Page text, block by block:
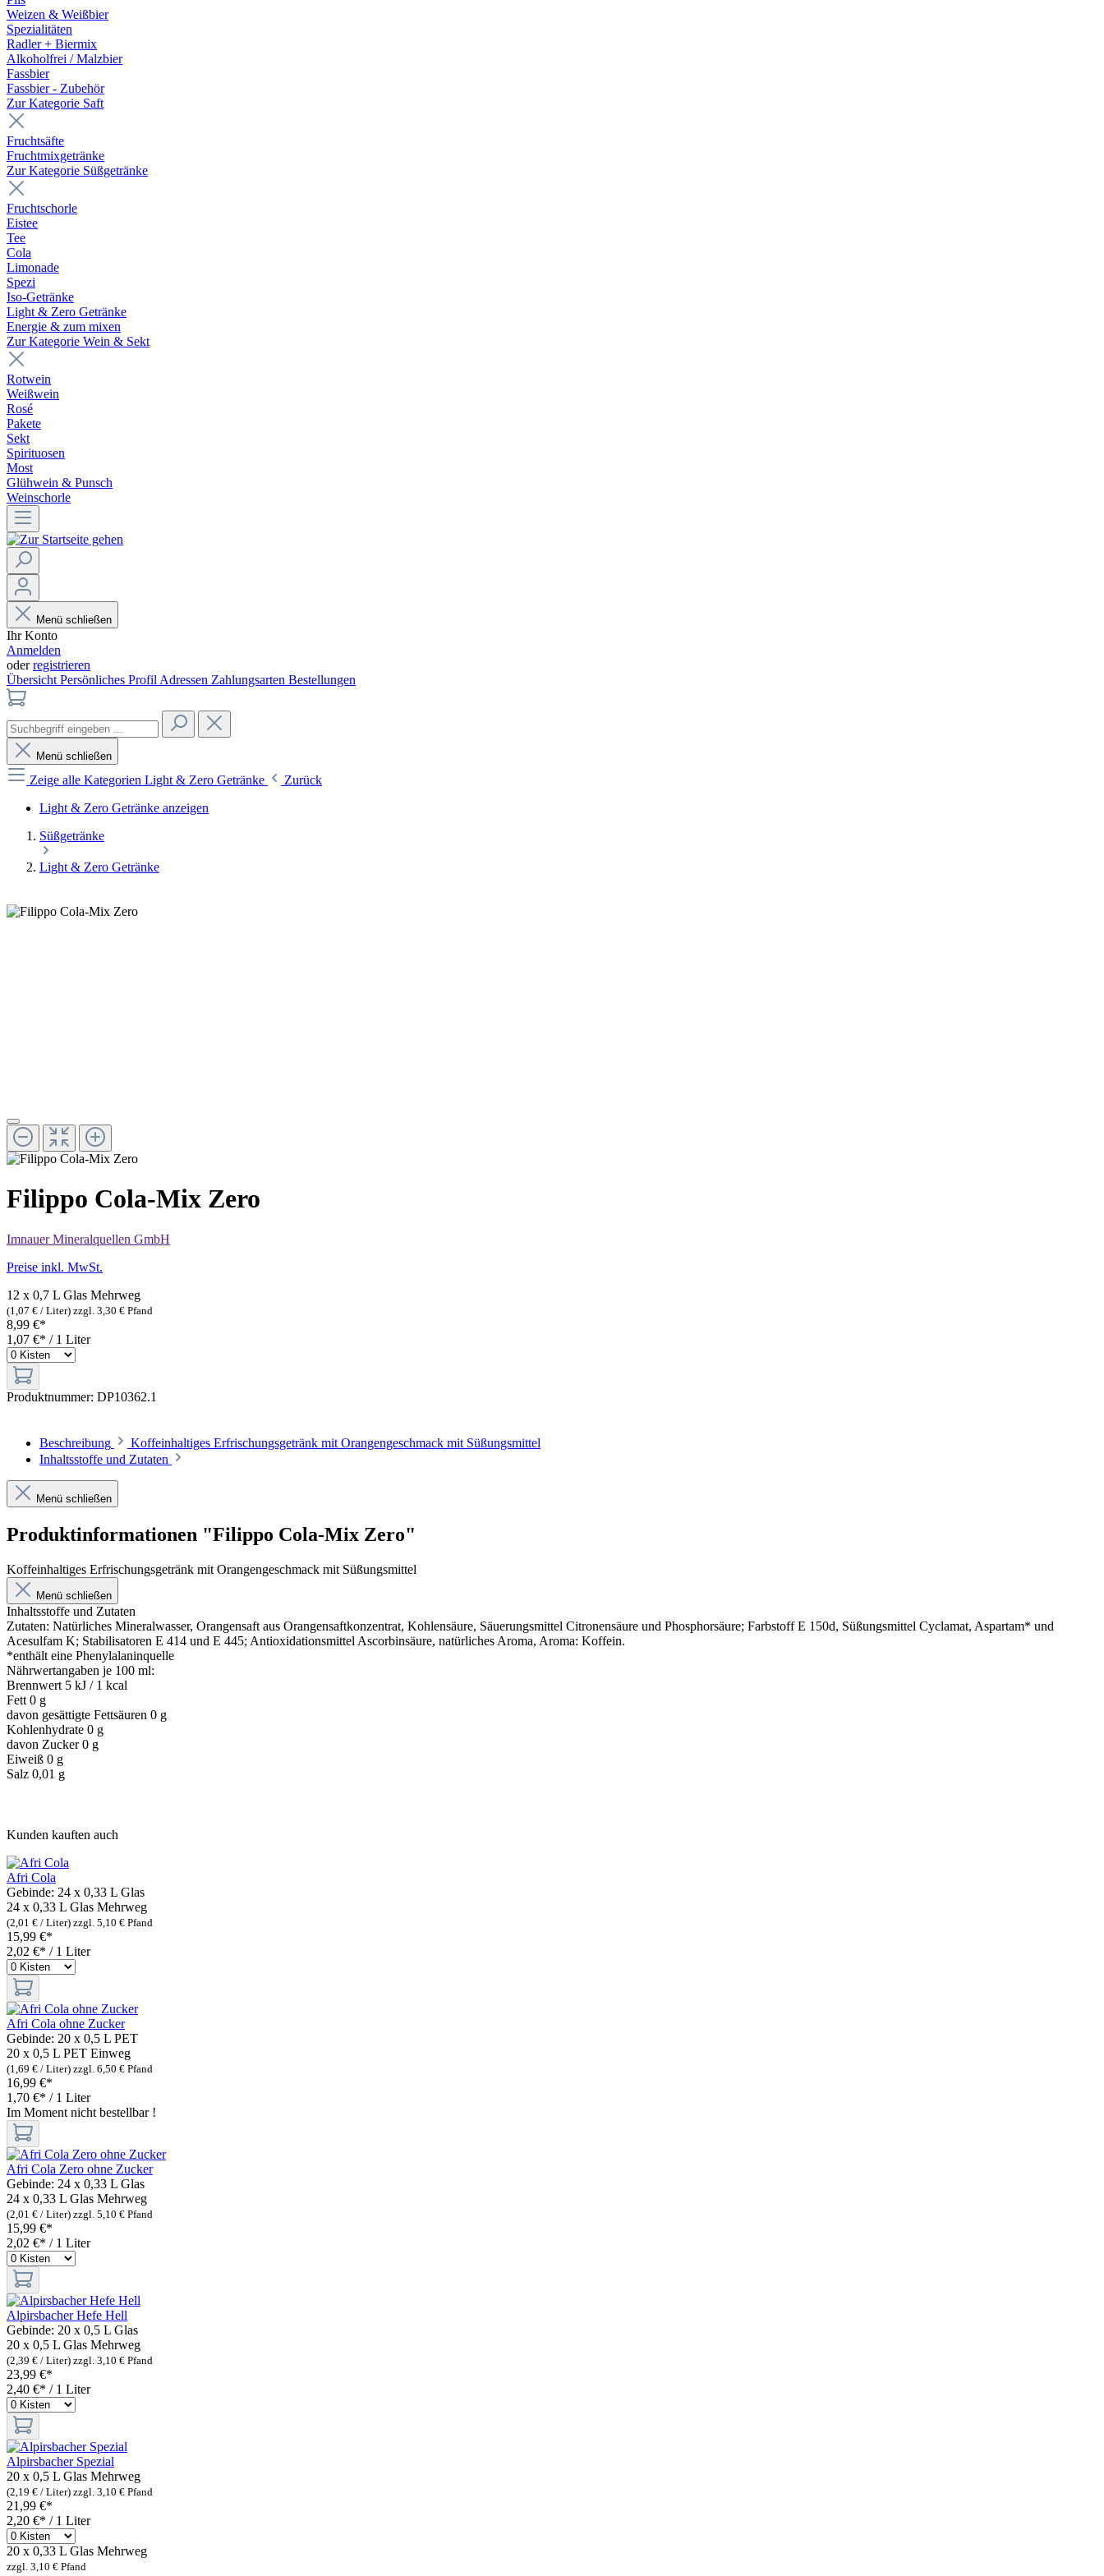
Weizen & Weißbier
Spezialitäten
Radler + Biermix
Alkoholfrei / Malzbier
Fassbier
Fassbier - Zubehör
Zur Kategorie Saft
Fruchtsäfte
Fruchtmixgetränke
Zur Kategorie Süßgetränke
Fruchtschorle
Eistee
Tee
Cola
Limonade
Spezi
Iso-Getränke
Light & Zero Getränke
Energie & zum mixen
Zur Kategorie Wein & Sekt
Rotwein
Weißwein
Rosé
Pakete
Sekt
Spirituosen
Most
Glühwein & Punsch
Weinschorle
Menü schließen
Ihr Konto
Anmelden
oderregistrieren
Übersicht Persönliches Profil Adressen Zahlungsarten Bestellungen
Menü schließen
Zeige alle Kategorien Light & Zero Getränke
Zurück
Light & Zero Getränke anzeigen
Süßgetränke
Light & Zero Getränke
Filippo Cola-Mix Zero
Imnauer Mineralquellen GmbH
Preise inkl. MwSt.
12 x 0,7 L Glas Mehrweg
(1,07 € / Liter) zzgl. 3,30 € Pfand
8,99 €*
1,07 €* / 1 Liter
Produktnummer: DP10362.1
Beschreibung
Koffeinhaltiges Erfrischungsgetränk mit Orangengeschmack mit Süßungsmittel
Inhaltsstoffe und Zutaten
Menü schließen
Produktinformationen "Filippo Cola-Mix Zero"
Koffeinhaltiges Erfrischungsgetränk mit Orangengeschmack mit Süßungsmittel
Menü schließen
Inhaltsstoffe und Zutaten
Zutaten: Natürliches Mineralwasser, Orangensaft aus Orangensaftkonzentrat, Kohlensäure, Säuerungsmittel Citronensäure und Phosphorsäure; Farbstoff E 150d, Süßungsmittel Cyclamat, Aspartam* und
Acesulfam K; Stabilisatoren E 414 und E 445; Antioxidationsmittel Ascorbinsäure, natürliches Aroma, Aroma: Koffein.
*enthält eine Phenylalaninquelle
Nährwertangaben je 100 ml:
Brennwert 5 kJ / 1 kcal
Fett 0 g
davon gesättigte Fettsäuren 0 g
Kohlenhydrate 0 g
davon Zucker 0 g
Eiweiß 0 g
Salz 0,01 g
Kunden kauften auch
Afri Cola
Gebinde: 24 x 0,33 L Glas
24 x 0,33 L Glas Mehrweg
(2,01 € / Liter) zzgl. 5,10 € Pfand
15,99 €*
2,02 €* / 1 Liter
Afri Cola ohne Zucker
Gebinde: 20 x 0,5 L PET
20 x 0,5 L PET Einweg
(1,69 € / Liter) zzgl. 6,50 € Pfand
16,99 €*
1,70 €* / 1 Liter
Im Moment nicht bestellbar !
Afri Cola Zero ohne Zucker
Gebinde: 24 x 0,33 L Glas
24 x 0,33 L Glas Mehrweg
(2,01 € / Liter) zzgl. 5,10 € Pfand
15,99 €*
2,02 €* / 1 Liter
Alpirsbacher Hefe Hell
Gebinde: 20 x 0,5 L Glas
20 x 0,5 L Glas Mehrweg
(2,39 € / Liter) zzgl. 3,10 € Pfand
23,99 €*
2,40 €* / 1 Liter
Alpirsbacher Spezial
20 x 0,5 L Glas Mehrweg
(2,19 € / Liter) zzgl. 3,10 € Pfand
21,99 €*
2,20 €* / 1 Liter
20 x 0,33 L Glas Mehrweg
zzgl. 3,10 € Pfand